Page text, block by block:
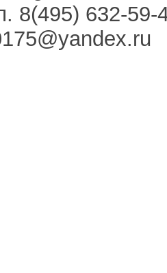
8(495) 632-59-